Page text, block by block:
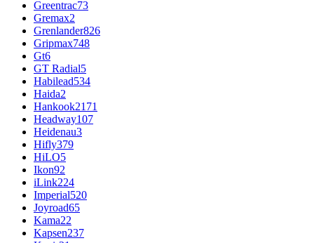
Greentrac73
Gremax2
Grenlander826
Gripmax748
Gt6
GT Radial5
Habilead534
Haida2
Hankook2171
Headway107
Heidenau3
Hifly379
HiLO5
Ikon92
iLink224
Imperial520
Joyroad65
Kama22
Kapsen237